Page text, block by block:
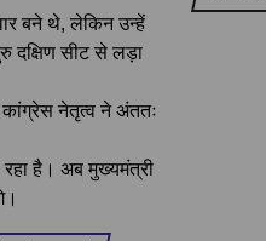
बने थे, लेकिन उन्हें
दक्षिण सीट से लड़ा
कांग्रेस नेतृत्व ने अंततः
है। अब मुख्यमंत्री